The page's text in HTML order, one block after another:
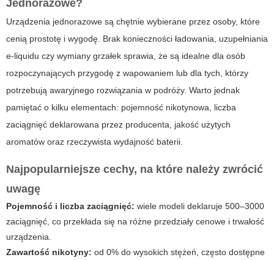
Jednorazowe?
Urządzenia jednorazowe są chętnie wybierane przez osoby, które
cenią prostotę i wygodę. Brak konieczności ładowania, uzupełniania
e-liquidu czy wymiany grzałek sprawia, że są idealne dla osób
rozpoczynających przygodę z wapowaniem lub dla tych, którzy
potrzebują awaryjnego rozwiązania w podróży. Warto jednak
pamiętać o kilku elementach: pojemność nikotynowa, liczba
zaciągnięć deklarowana przez producenta, jakość użytych
aromatów oraz rzeczywista wydajność baterii.
Najpopularniejsze cechy, na które należy zwrócić
uwagę
Pojemność i liczba zaciągnięć: wiele modeli deklaruje 500–3000
zaciągnięć, co przekłada się na różne przedziały cenowe i trwałość
urządzenia.
Zawartość nikotyny: od 0% do wysokich stężeń, często dostępne